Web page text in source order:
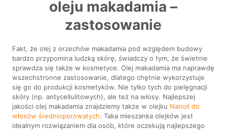
oleju makadamia –
zastosowanie
Fakt, że olej z orzechów makadamia pod względem budowy
bardzo przypomina ludzką skórę, świadczy o tym, że świetnie
sprawdza się także w kosmetyce. Olej makadamia ma naprawdę
wszechstronne zastosowanie, dlatego chętnie wykorzystuje
się go do produkcji kosmetyków. Nie tylko tych do pielęgnacji
skóry (np. antycellulitowych), ale też na włosy. Najlepszej
jakości olej makadamia znajdziemy także w olejku Nanoil do
włosów średnioporowatych. Taka mieszanka olejków jest
idealnym rozwiązaniem dla osób, które oczekują najlepszego